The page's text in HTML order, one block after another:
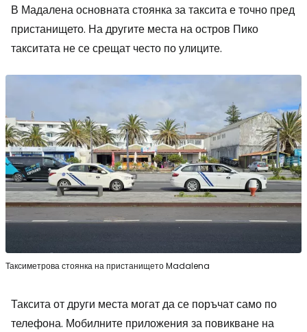
В Мадалена основната стоянка за таксита е точно пред
пристанището. На другите места на остров Пико
такситата не се срещат често по улиците.
Таксиметрова стоянка на пристанището Madalena
Таксита от други места могат да се поръчат само по
телефона. Мобилните приложения за повикване на